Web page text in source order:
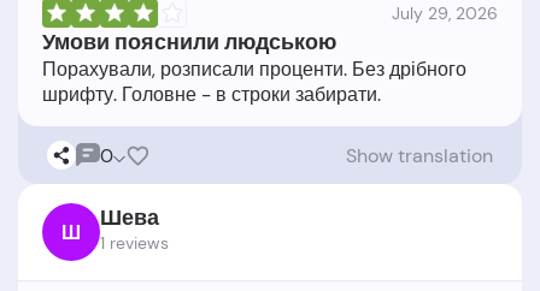
July 29, 2026
Умови пояснили людською
Порахували, розписали проценти. Без дрібного
0 Show translation
Ш Шева
1 reviews